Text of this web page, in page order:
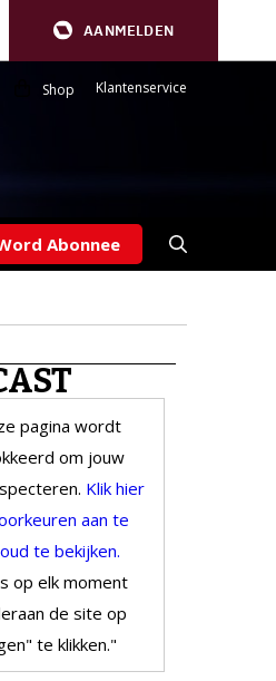
AANMELDEN
Shop Klantenservice
Abonnee
pagina wordt
om jouw
Klik hier
aan te
te bekijken.
op elk moment
de site op
te klikken."